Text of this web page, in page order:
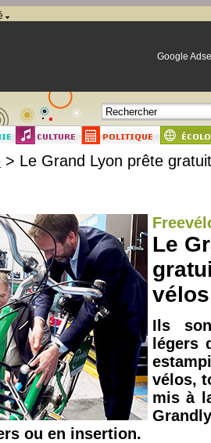
Google
> Le Grand Lyon prête
Le
Ils
légers
vélos,
mis à
ou en insertion.